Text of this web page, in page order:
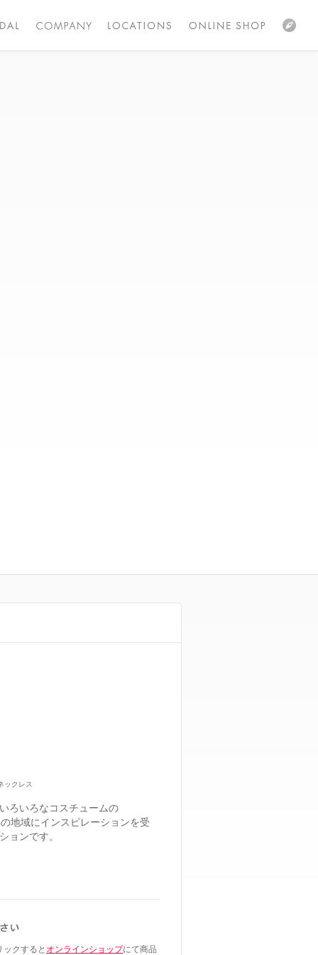
ックレス
ろいろなコスチュームの
地域にインスピレーションを受
ョンです。
クすると オンラインショップにて商品